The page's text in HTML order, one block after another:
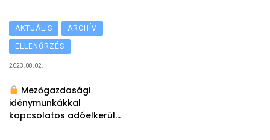
AKTUÁLIS ARCHÍV
ELLENŐRZÉS
2023.08.02.
Mezőgazdasági
idénymunkákkal
kapcsolatos adóelkerülő